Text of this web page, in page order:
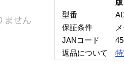
版
型番
保証条件
JANコード
返品について